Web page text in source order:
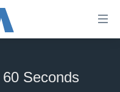
Seconds